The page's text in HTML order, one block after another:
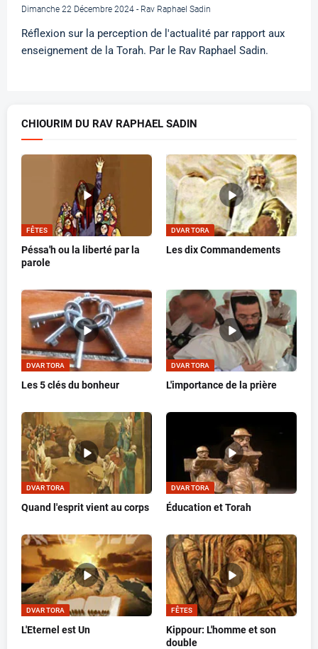
Dimanche 22 Décembre 2024 - Rav Raphael Sadin
Réflexion sur la perception de l'actualité par rapport aux
enseignement de la Torah. Par le Rav Raphael Sadin.
CHIOURIM DU RAV RAPHAEL SADIN
FÊTES
Péssa'h ou la liberté par la
parole
DVAR TORA
Les dix Commandements
DVAR TORA
Les 5 clés du bonheur
DVAR TORA
L'importance de la prière
DVAR TORA
Quand l'esprit vient au corps
DVAR TORA
Éducation et Torah
DVAR TORA
L'Eternel est Un
FÊTES
Kippour: L'homme et son
double